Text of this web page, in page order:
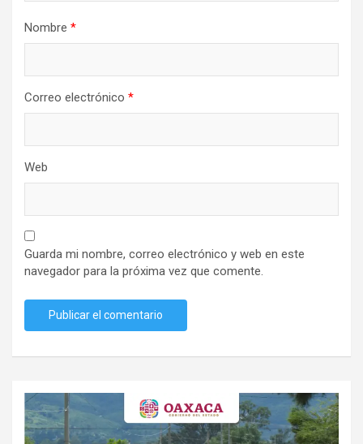
Nombre *
Correo electrónico *
Web
Guarda mi nombre, correo electrónico y web en este
navegador para la próxima vez que comente.